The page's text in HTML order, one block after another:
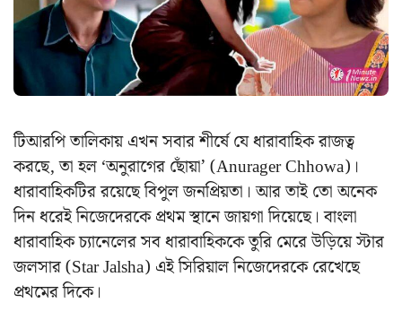
টিআরপি তালিকায় এখন সবার শীর্ষে যে ধারাবাহিক রাজত্ব
করছে, তা হল ‘অনুরাগের ছোঁয়া’ (Anurager Chhowa)।
ধারাবাহিকটির রয়েছে বিপুল জনপ্রিয়তা। আর তাই তো অনেক
দিন ধরেই নিজেদেরকে প্রথম স্থানে জায়গা দিয়েছে। বাংলা
ধারাবাহিক চ্যানেলের সব ধারাবাহিককে তুরি মেরে উড়িয়ে স্টার
জলসার (Star Jalsha) এই সিরিয়াল নিজেদেরকে রেখেছে
প্রথমের দিকে।